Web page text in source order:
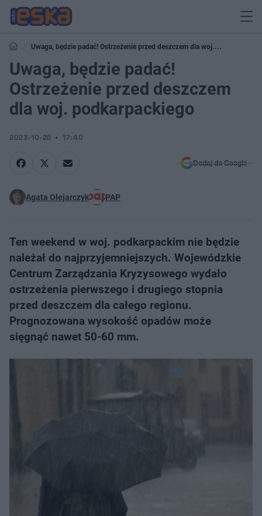
Uwaga, będzie padać! Ostrzeżenie przed deszczem dla woj.
podkarpackiego
Uwaga, będzie padać!
Ostrzeżenie przed deszczem
dla woj. podkarpackiego
2023-10-26 17:40
Dodaj do Google
Agata Olejarczyk PAP
Ten weekend w woj. podkarpackim nie będzie
należał do najprzyjemniejszych. Wojewódzkie
Centrum Zarządzania Kryzysowego wydało
ostrzeżenia pierwszego i drugiego stopnia
przed deszczem dla całego regionu.
Prognozowana wysokość opadów może
sięgnąć nawet 50-60 mm.